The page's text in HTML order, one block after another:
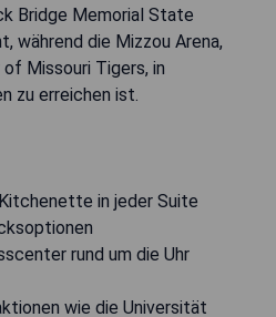
Bridge Memorial State
während die Mizzou Arena,
Missouri Tigers, in
zu erreichen ist.
in jeder Suite
rund um die Uhr
wie die Universität